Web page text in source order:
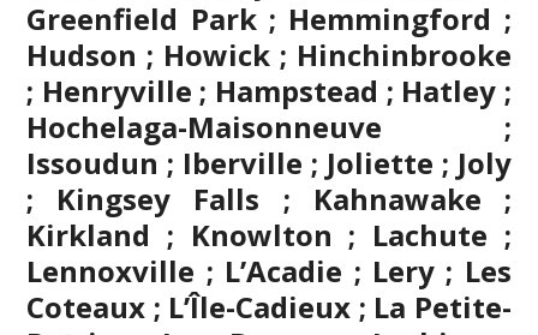
Greenfield Park ; Hemmingford ;
Hudson ; Howick ; Hinchinbrooke
; Henryville ; Hampstead ; Hatley ;
Hochelaga-Maisonneuve ;
Issoudun ; Iberville ; Joliette ; Joly
; Kingsey Falls ; Kahnawake ;
Kirkland ; Knowlton ; Lachute ;
Lennoxville ; L’Acadie ; Lery ; Les
Coteaux ; L’Île-Cadieux ; La Petite-